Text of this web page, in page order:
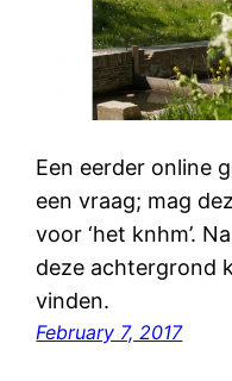
Een eerder online
een vraag; mag
voor ‘het knhm’.
deze achtergrond
vinden.
February 7, 2017